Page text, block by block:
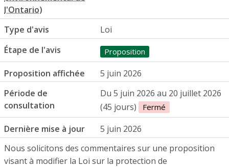
Type d'avis
Loi
Étape de l'avis
Proposition
Proposition affichée
5 juin 2026
Période de
consultation
Du 5 juin 2026 au 20 juillet 2026
(45 jours)
Fermé
Dernière mise à jour
5 juin 2026
Nous solicitons des commentaires sur une proposition
visant à modifier la Loi sur la protection de